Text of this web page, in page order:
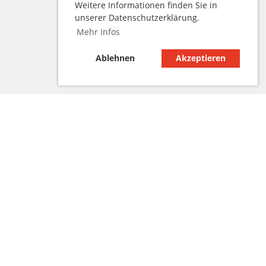
Weitere Informationen finden Sie in
unserer Datenschutzerklärung.
Mehr Infos
Ablehnen Akzeptieren